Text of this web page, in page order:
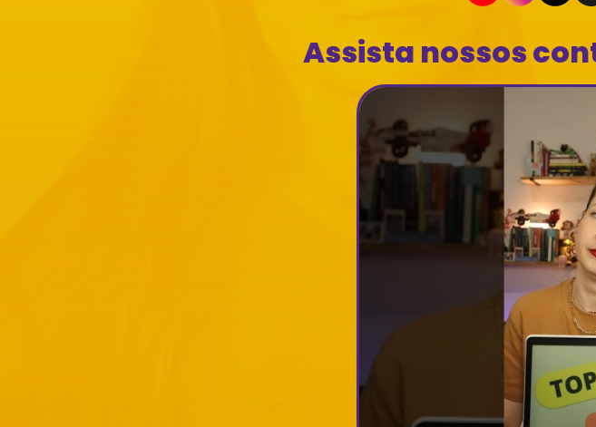
Assista nossos